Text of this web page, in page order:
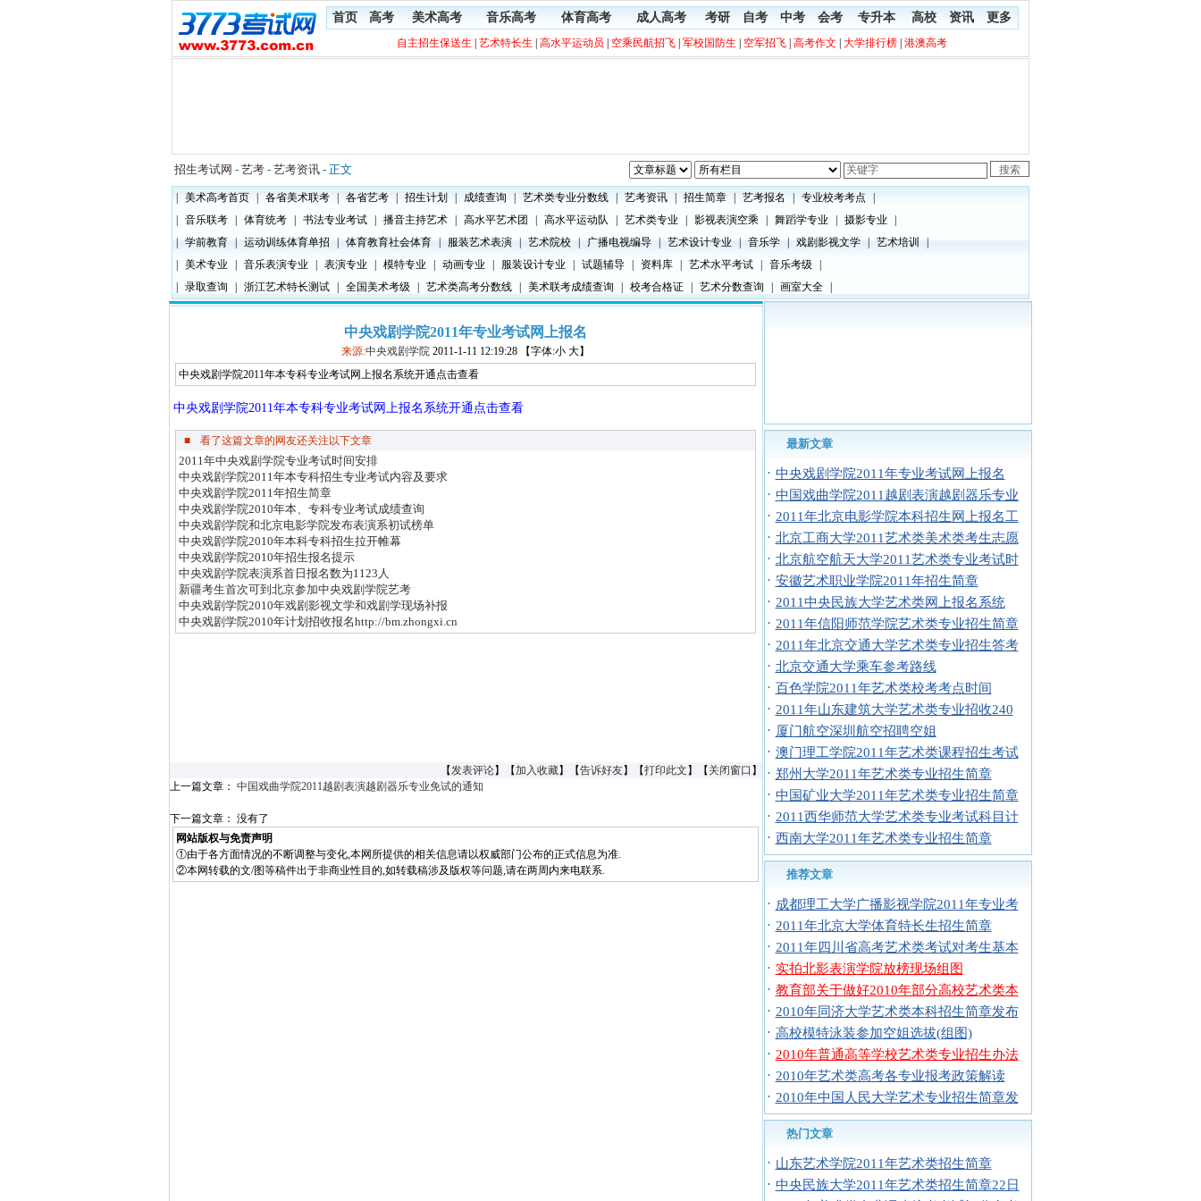
首页 高考 美术高考 音乐高考 体育高考 成人高考 考研 自考 中考 会考 专升本 高校 资讯 更多
自主招生保送生 艺术特长生 高水平运动员 空乘民航招飞 军校国防生 空军招飞 高考作文 大学排行榜 港澳高考
招生考试网 - 艺考 - 艺考资讯 - 正文
美术高考首页 各省美术联考 各省艺考 招生计划 成绩查询 艺术类专业分数线 艺考资讯 招生简章 艺考报名 专业校考考点
音乐联考 体育统考 书法专业考试 播音主持艺术 高水平艺术团 高水平运动队 艺术类专业 影视表演空乘 舞蹈学专业 摄影专业
学前教育 运动训练体育单招 体育教育社会体育 服装艺术表演 艺术院校 广播电视编导 艺术设计专业 音乐学 戏剧影视文学 艺术培训
美术专业 音乐表演专业 表演专业 模特专业 动画专业 服装设计专业 试题辅导 资料库 艺术水平考试 音乐考级
录取查询 浙江艺术特长测试 全国美术考级 艺术类高考分数线 美术联考成绩查询 校考合格证 艺术分数查询 画室大全
中央戏剧学院2011年专业考试网上报名
来源:中央戏剧学院 2011-1-11 12:19:28 【字体:小 大】
中央戏剧学院2011年本专科专业考试网上报名系统开通点击查看
中央戏剧学院2011年本专科专业考试网上报名系统开通点击查看
■ 看了这篇文章的网友还关注以下文章
2011年中央戏剧学院专业考试时间安排
中央戏剧学院2011年本专科招生专业考试内容及要求
中央戏剧学院2011年招生简章
中央戏剧学院2010年本、专科专业考试成绩查询
中央戏剧学院和北京电影学院发布表演系初试榜单
中央戏剧学院2010年本科专科招生拉开帷幕
中央戏剧学院2010年招生报名提示
中央戏剧学院表演系首日报名数为1123人
新疆考生首次可到北京参加中央戏剧学院艺考
中央戏剧学院2010年戏剧影视文学和戏剧学现场补报
中央戏剧学院2010年计划招收报名http://bm.zhongxi.cn
【发表评论】【加入收藏】【告诉好友】【打印此文 】【 关闭窗口 】
上一篇文章： 中国戏曲学院2011越剧表演越剧器乐专业免试的通知
下一篇文章： 没有了
网站版权与免责声明
①由于各方面情况的不断调整与变化,本网所提供的相关信息请以权威部门公布的正式信息为准.
②本网转载的文/图等稿件出于非商业性目的,如转载稿涉及版权等问题,请在两周内来电联系.
最新文章
· 中央戏剧学院2011年专业考试网上报名
· 中国戏曲学院2011越剧表演越剧器乐专业
· 2011年北京电影学院本科招生网上报名工
· 北京工商大学2011艺术类美术类考生志愿
· 北京航空航天大学2011艺术类专业考试时
· 安徽艺术职业学院2011年招生简章
· 2011中央民族大学艺术类网上报名系统
· 2011年信阳师范学院艺术类专业招生简章
· 2011年北京交通大学艺术类专业招生答考
· 北京交通大学乘车参考路线
· 百色学院2011年艺术类校考考点时间
· 2011年山东建筑大学艺术类专业招收240
· 厦门航空深圳航空招聘空姐
· 澳门理工学院2011年艺术类课程招生考试
· 郑州大学2011年艺术类专业招生简章
· 中国矿业大学2011年艺术类专业招生简章
· 2011西华师范大学艺术类专业考试科目计
· 西南大学2011年艺术类专业招生简章
推荐文章
· 成都理工大学广播影视学院2011年专业考
· 2011年北京大学体育特长生招生简章
· 2011年四川省高考艺术类考试对考生基本
· 实拍北影表演学院放榜现场组图
· 教育部关于做好2010年部分高校艺术类本
· 2010年同济大学艺术类本科招生简章发布
· 高校模特泳装参加空姐选拔(组图)
· 2010年普通高等学校艺术类专业招生办法
· 2010年艺术类高考各专业报考政策解读
· 2010年中国人民大学艺术专业招生简章发
热门文章
· 山东艺术学院2011年艺术类招生简章
· 中央民族大学2011年艺术类招生简章22日